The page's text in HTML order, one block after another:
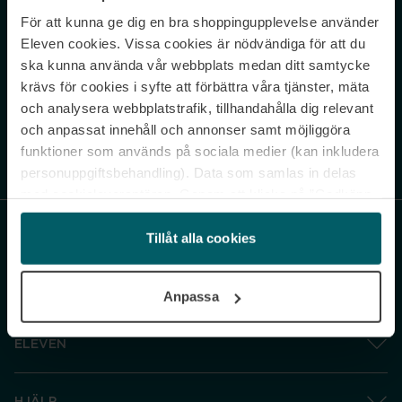
För att kunna ge dig en bra shoppingupplevelse använder
Eleven cookies. Vissa cookies är nödvändiga för att du
ska kunna använda vår webbplats medan ditt samtycke
krävs för cookies i syfte att förbättra våra tjänster, mäta
och analysera webbplatstrafik, tillhandahålla dig relevant
och anpassat innehåll och annonser samt möjliggöra
funktioner som används på sociala medier (kan inkludera
personuppgiftsbehandling). Data som samlas in delas
och gå vidare” accepterar du samtliga cookies medan du
under ”Inställningar” kan anpassa användningen av
cookies. Du kan återkalla ditt samtycke när som helst.
Tillåt alla cookies
Anpassa
Never miss a beat.
Sign up to our newsletter.
Genom att prenumerera accepterar du vår Integritetspolicy. Avprenumerera
ELEVEN